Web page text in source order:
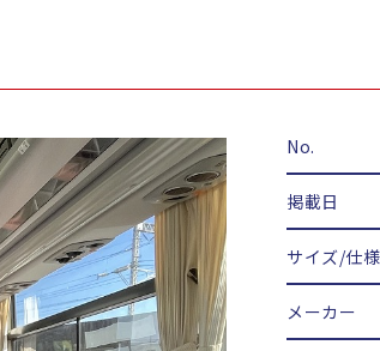
No.
掲載日
サイズ/仕様
メーカー